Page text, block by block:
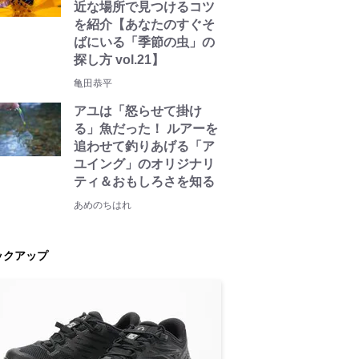
近な場所で見つけるコツ
を紹介【あなたのすぐそ
ばにいる「季節の虫」の
探し方 vol.21】
亀田恭平
アユは「怒らせて掛け
る」魚だった！ ルアーを
追わせて釣りあげる「ア
ユイング」のオリジナリ
ティ＆おもしろさを知る
あめのちはれ
クアップ